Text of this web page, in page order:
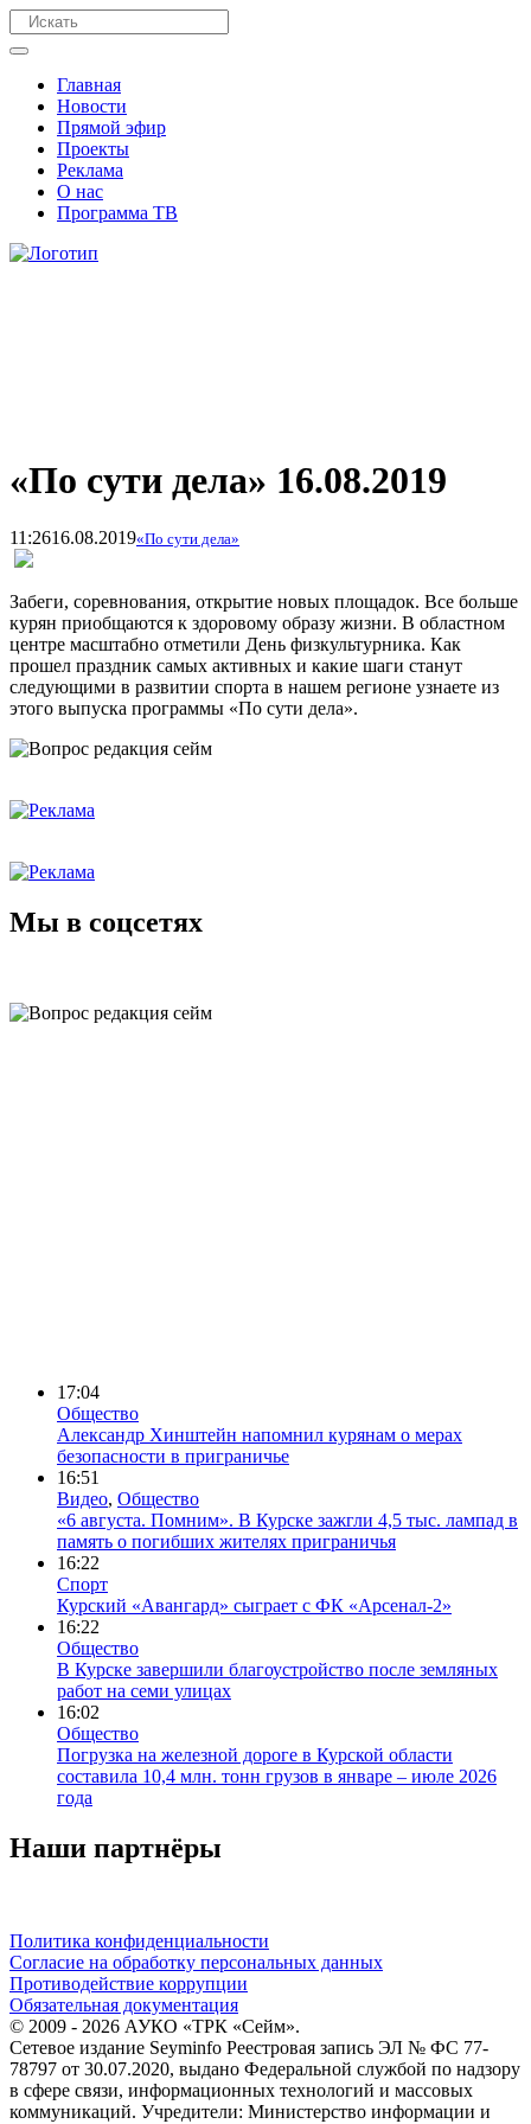
Главная
Новости
Прямой эфир
Проекты
Реклама
О нас
Программа ТВ
«По сути дела» 16.08.2019
11:2616.08.2019«По сути дела»
Забеги, соревнования, открытие новых площадок. Все больше
курян приобщаются к здоровому образу жизни. В областном
центре масштабно отметили День физкультурника. Как
прошел праздник самых активных и какие шаги станут
следующими в развитии спорта в нашем регионе узнаете из
этого выпуска программы «По сути дела».
Мы в соцсетях
17:04
Общество
Александр Хинштейн напомнил курянам о мерах
безопасности в приграничье
16:51
Видео, Общество
«6 августа. Помним». В Курске зажгли 4,5 тыс. лампад в
память о погибших жителях приграничья
16:22
Спорт
Курский «Авангард» сыграет с ФК «Арсенал-2»
16:22
Общество
В Курске завершили благоустройство после земляных
работ на семи улицах
16:02
Общество
Погрузка на железной дороге в Курской области
составила 10,4 млн. тонн грузов в январе – июле 2026
года
Наши партнёры
Политика конфиденциальности
Согласие на обработку персональных данных
Противодействие коррупции
Обязательная документация
© 2009 - 2026 АУКО «ТРК «Сейм».
Сетевое издание Seyminfo Реестровая запись ЭЛ № ФС 77-
78797 от 30.07.2020, выдано Федеральной службой по надзору
в сфере связи, информационных технологий и массовых
коммуникаций. Учредители: Министерство информации и